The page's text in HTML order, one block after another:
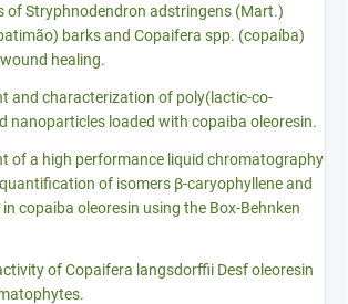
of Stryphnodendron adstringens (Mart.)
barks and Copaifera spp. (copaíba)
healing.
and characterization of poly(lactic-co-
nanoparticles loaded with copaiba oleoresin.
of a high performance liquid chromatography
of isomers β-caryophyllene and
copaiba oleoresin using the Box-Behnken
of Copaifera langsdorffii Desf oleoresin